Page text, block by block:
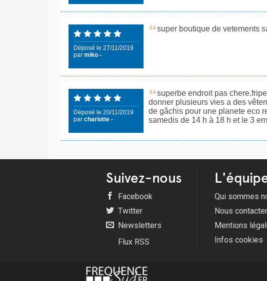
Déposé le 27/11/2019
par miko -
super boutique de vetements
Déposé le 20/11/2019
par charlotte -
superbe endroit pas
donner plusieurs vies a des
de gâchis pour une planete eco
samedis de 14 h à 18 h et le 3
Suivez-nous
Facebook
Twitter
Newsletters
Flux RSS
Qui sommes
Nous contacter
Mentions
Infos cookies